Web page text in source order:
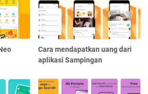
Cara mendapatkan uang dari
aplikasi Sampingan